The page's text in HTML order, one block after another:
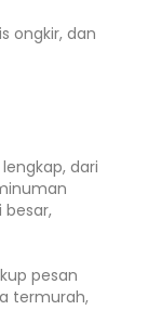
ongkir, dan
dari
besar,
pesan
termurah,